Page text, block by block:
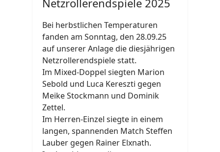
Netzrollerendspiele 2025
Bei herbstlichen Temperaturen
fanden am Sonntag, den 28.09.25
auf unserer Anlage die diesjährigen
Netzrollerendspiele statt.
Im Mixed-Doppel siegten Marion
Sebold und Luca Kereszti gegen
Meike Stockmann und Dominik
Zettel.
Im Herren-Einzel siegte in einem
langen, spannenden Match Steffen
Lauber gegen Rainer Elxnath.